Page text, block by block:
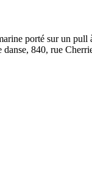
porté sur un pull
840, rue